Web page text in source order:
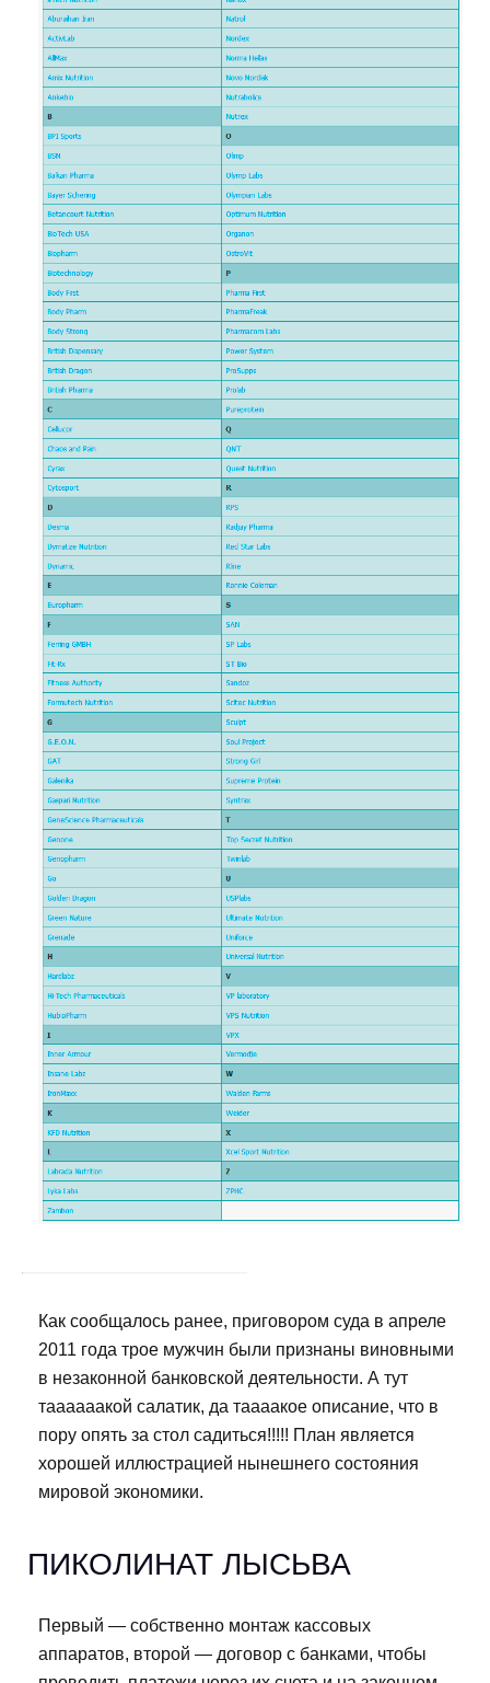
Как сообщалось ранее, приговором суда в апреле
2011 года трое мужчин были признаны виновными
в незаконной банковской деятельности. А тут
таааааакой салатик, да таааакое описание, что в
пору опять за стол садиться!!!!! План является
хорошей иллюстрацией нынешнего состояния
мировой экономики.
ПИКОЛИНАТ ЛЫСЬВА
Первый — собственно монтаж кассовых
аппаратов, второй — договор с банками, чтобы